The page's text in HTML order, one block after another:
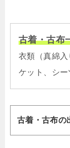
古着・古布
衣類（真綿
ケット、シ
古着・古布の